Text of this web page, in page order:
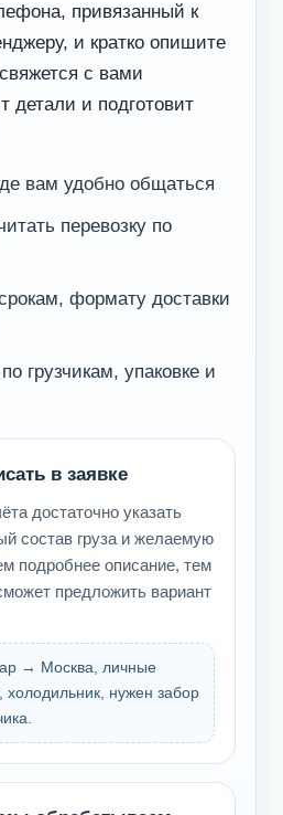
привязанный к
и кратко опишите
с вами
детали и подготовит
вам удобно общаться
перевозку по
формату доставки
грузчикам, упаковке и
в заявке
достаточно указать
состав груза и желаемую
подробнее описание, тем
предложить вариант
→ Москва, личные
холодильник, нужен забор